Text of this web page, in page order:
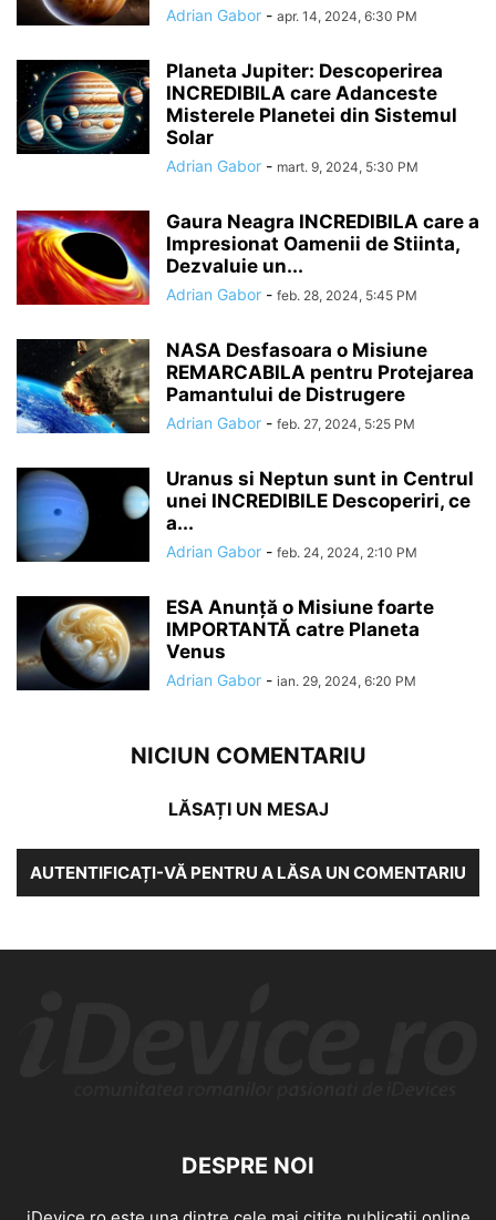
Adrian Gabor - apr. 14, 2024, 6:30 PM
Planeta Jupiter: Descoperirea
INCREDIBILA care Adanceste
Misterele Planetei din Sistemul
Solar
Adrian Gabor - mart. 9, 2024, 5:30 PM
Gaura Neagra INCREDIBILA care a
Impresionat Oamenii de Stiinta,
Dezvaluie un...
Adrian Gabor - feb. 28, 2024, 5:45 PM
NASA Desfasoara o Misiune
REMARCABILA pentru Protejarea
Pamantului de Distrugere
Adrian Gabor - feb. 27, 2024, 5:25 PM
Uranus si Neptun sunt in Centrul
unei INCREDIBILE Descoperiri, ce
a...
Adrian Gabor - feb. 24, 2024, 2:10 PM
ESA Anunță o Misiune foarte
IMPORTANTĂ catre Planeta
Venus
Adrian Gabor - ian. 29, 2024, 6:20 PM
NICIUN COMENTARIU
LĂSAȚI UN MESAJ
AUTENTIFICAȚI-VĂ PENTRU A LĂSA UN COMENTARIU
DESPRE NOI